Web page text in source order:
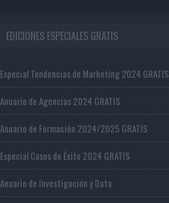
EDICIONES ESPECIALES GRATIS
Especial Tendencias de Marketing 2024 GRATIS
Anuario de Agencias 2024 GRATIS
Anuario de Formación 2024/2025 GRATIS
Especial Casos de Éxito 2024 GRATIS
Anuario de Investigación y Data